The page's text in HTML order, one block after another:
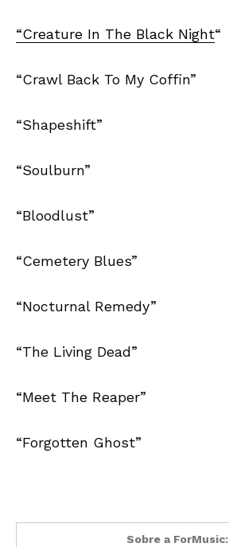
“Creature In The Black Night“
“Crawl Back To My Coffin”
“Shapeshift”
“Soulburn”
“Bloodlust”
“Cemetery Blues”
“Nocturnal Remedy”
“The Living Dead”
“Meet The Reaper”
“Forgotten Ghost”
Sobre a ForMusic: